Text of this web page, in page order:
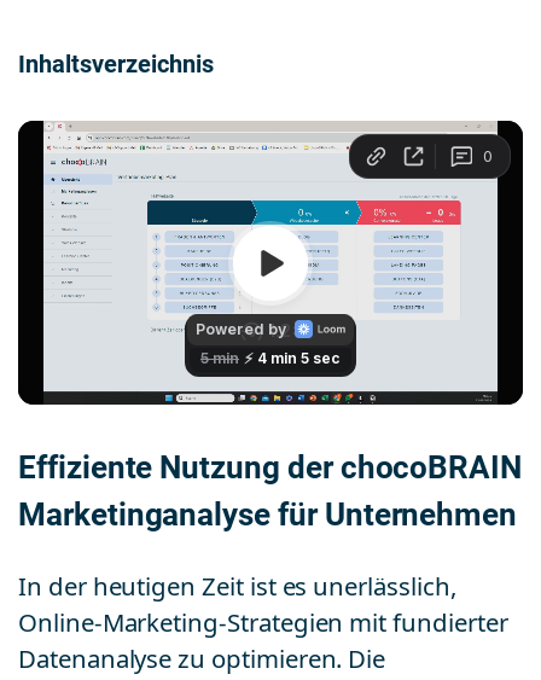
Inhaltsverzeichnis
Effiziente Nutzung der chocoBRAIN
Marketinganalyse für Unternehmen
In der heutigen Zeit ist es unerlässlich,
Online-Marketing-Strategien mit fundierter
Datenanalyse zu optimieren. Die